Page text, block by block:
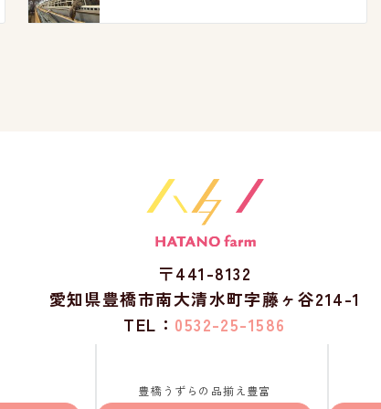
〒441-8132
愛知県豊橋市南大清水町字藤ヶ谷214-1
TEL： 0532-25-1586
豊橋うずらの品揃え豊富